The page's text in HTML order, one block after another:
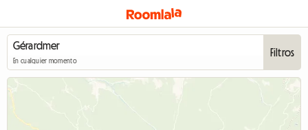
En cualquier momento
Filtros